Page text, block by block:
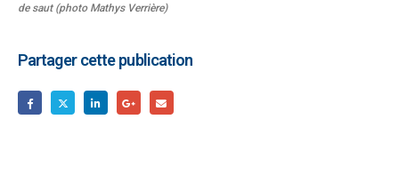
de saut (photo Mathys Verrière)
Partager cette publication